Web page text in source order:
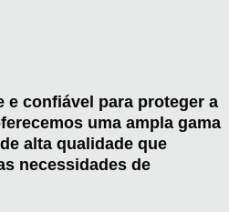
e confiável para proteger a
uma ampla gama
alta qualidade que
necessidades de